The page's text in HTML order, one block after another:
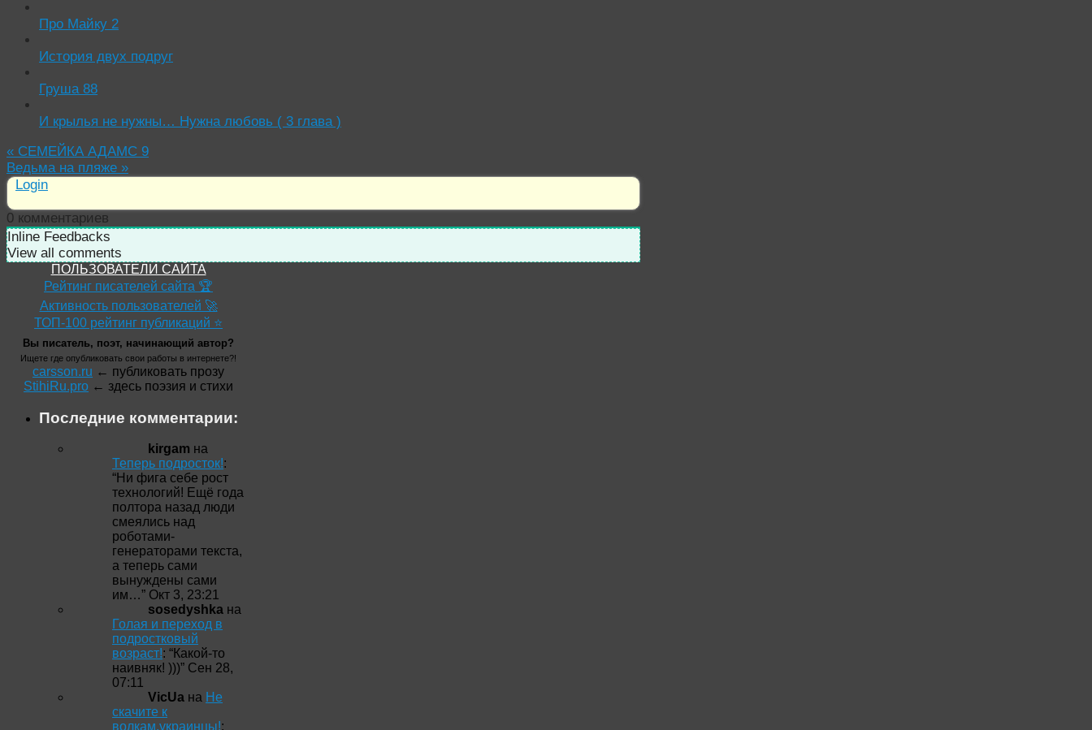
Про Майку 2
История двух подруг
Груша 88
И крылья не нужны… Нужна любовь ( 3 глава )
« СЕМЕЙКА АДАМС 9
Ведьма на пляже »
Login
0 комментариев
Inline Feedbacks
View all comments
ПОЛЬЗОВАТЕЛИ САЙТА
Рейтинг писателей сайта 🏆
Активность пользователей 🚀
ТОП-100 рейтинг публикаций ⭐
Вы писатель, поэт, начинающий автор?
Ищете где опубликовать свои работы в интернете?!
carsson.ru ← публиковать прозу
StihiRu.pro ← здесь поэзия и стихи
Последние комментарии:
kirgam на
Теперь подросток!:
“Ни фига себе рост
технологий! Ещё года
полтора назад люди
смеялись над
роботами-
генераторами текста,
а теперь сами
вынуждены сами
им…” Окт 3, 23:21
sosedyshka на
Голая и переход в
подростковый
возраст!: “Какой-то
наивняк! )))” Сен 28,
07:11
VicUa на Не
скачите к
волкам,украинцы!: